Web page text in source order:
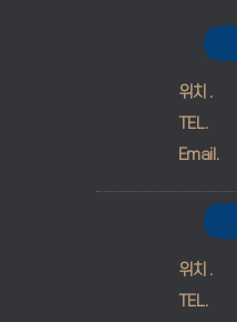
위치.
TEL.
Email.
위치.
TEL.